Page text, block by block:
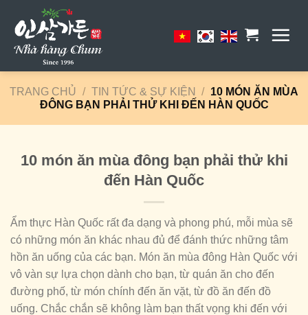
content
TRANG CHỦ / TIN TỨC & SỰ KIỆN / 10 MÓN ĂN MÙA
ĐÔNG BẠN PHẢI THỬ KHI ĐẾN HÀN QUỐC
10 món ăn mùa đông bạn phải thử khi
đến Hàn Quốc
Ẩm thực Hàn Quốc rất đa dạng và phong phú, mỗi mùa sẽ
có những món ăn khác nhau đủ để đánh thức những tâm
hồn ăn uống của các bạn. Món ăn mùa đông Hàn Quốc với
vô vàn sự lựa chọn dành cho bạn, từ quán ăn cho đến
đường phố, từ món chính đến ăn vặt, từ đồ ăn đến đồ
uống. Chắc chắn sẽ không làm bạn thất vọng khi đến với